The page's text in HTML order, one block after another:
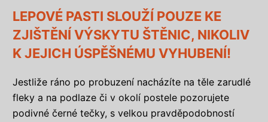
LEPOVÉ PASTI SLOUŽÍ POUZE KE
ZJIŠTĚNÍ VÝSKYTU ŠTĚNIC, NIKOLIV
K JEJICH ÚSPĚŠNÉMU VYHUBENÍ!
Jestliže ráno po probuzení nacházíte na těle zarudlé
fleky a na podlaze či v okolí postele pozorujete
podivné černé tečky, s velkou pravděpodobností